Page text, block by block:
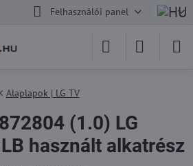
Felhasználói panel
Alaplapok | LG TV
(1.0) LG
használt alkatrész